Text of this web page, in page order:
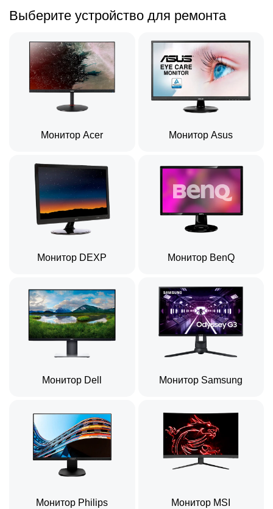
Выберите устройство для ремонта
Монитор Acer Монитор Asus
Монитор DEXP Монитор BenQ
Монитор Dell Монитор Samsung
Монитор Philips Монитор MSI